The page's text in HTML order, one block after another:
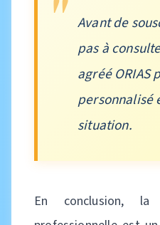
Avant de
pas à
agréé ORIAS
personnalisé
situation.
En conclusion, la